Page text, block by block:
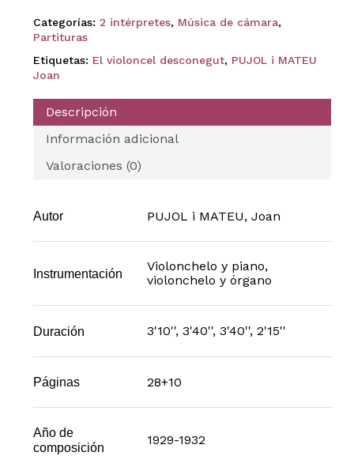
Categorías: 2 intérpretes, Música de cámara,
Partituras
Etiquetas: El violoncel desconegut, PUJOL i MATEU
Joan
Descripción
Información adicional
Valoraciones (0)
Autor PUJOL i MATEU, Joan
Instrumentación
Violonchelo y piano,
violonchelo y órgano
Duración 3'10'', 3'40'', 3'40'', 2'15''
Páginas 28+10
Año de
composición
1929-1932